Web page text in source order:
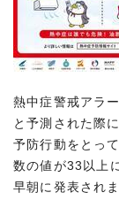
熱中症警戒アラ
と予測された際
予防行動をとっ
数の値が33以上
早朝に発表されま